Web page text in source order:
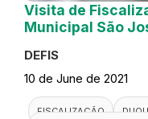
Visita de
Municipal São
DEFIS
10 de June de 2021
FISCALIZAÇÃO